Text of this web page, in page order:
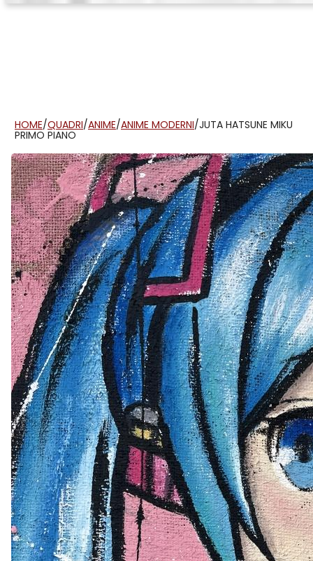
HOME/QUADRI/ANIME/ANIME MODERNI/JUTA HATSUNE MIKU
PRIMO PIANO